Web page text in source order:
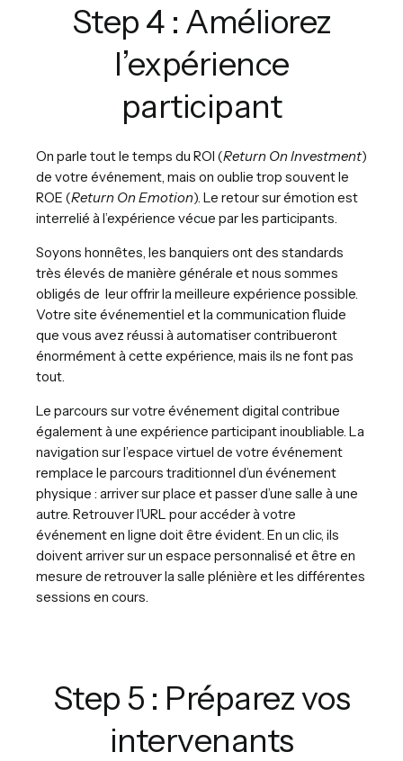
Step 4 : Améliorez
l’expérience
participant
On parle tout le temps du ROI (Return On Investment)
de votre événement, mais on oublie trop souvent le
ROE (Return On Emotion). Le retour sur émotion est
interrelié à l’expérience vécue par les participants.
Soyons honnêtes, les banquiers ont des standards
très élevés de manière générale et nous sommes
obligés de leur offrir la meilleure expérience possible.
Votre site événementiel et la communication fluide
que vous avez réussi à automatiser contribueront
énormément à cette expérience, mais ils ne font pas
tout.
Le parcours sur votre événement digital contribue
également à une expérience participant inoubliable. La
navigation sur l’espace virtuel de votre événement
remplace le parcours traditionnel d’un événement
physique : arriver sur place et passer d’une salle à une
autre. Retrouver l’URL pour accéder à votre
événement en ligne doit être évident. En un clic, ils
doivent arriver sur un espace personnalisé et être en
mesure de retrouver la salle plénière et les différentes
sessions en cours.
Step 5 : Préparez vos
intervenants